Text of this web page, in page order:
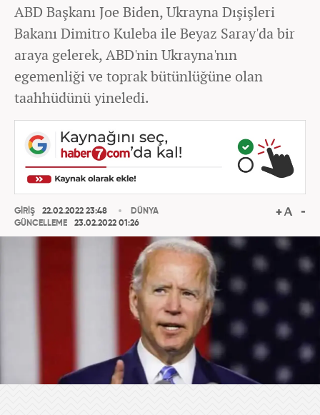
ABD Başkanı Joe Biden, Ukrayna Dışişleri
Bakanı Dimitro Kuleba ile Beyaz Saray'da bir
araya gelerek, ABD'nin Ukrayna'nın
egemenliği ve toprak bütünlüğüne olan
taahhüdünü yineledi.
GİRİŞ
22.02.2022 23:48
GÜNCELLEME
23.02.2022 01:26
DÜNYA